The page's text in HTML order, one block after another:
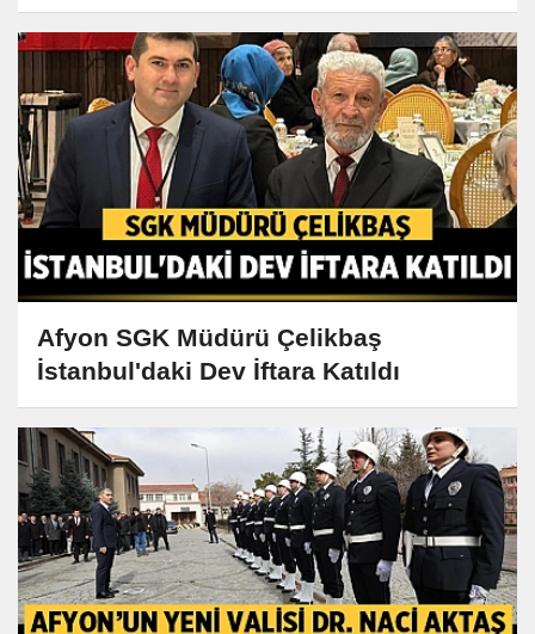
Afyon SGK Müdürü Çelikbaş
İstanbul'daki Dev İftara Katıldı